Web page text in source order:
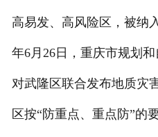
高易发、高风险区，被纳
年6月26日，重庆市规划
对武隆区联合发布地质灾
区按“防重点、重点防”的